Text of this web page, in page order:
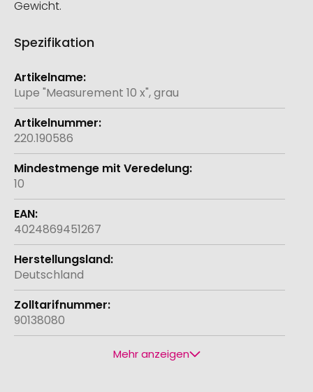
Gewicht.
Spezifikation
Weitere
Informationen
Lupe "Measurement 10 x", grau
220.190586
10
4024869451267
Deutschland
90138080
Mehr anzeigen